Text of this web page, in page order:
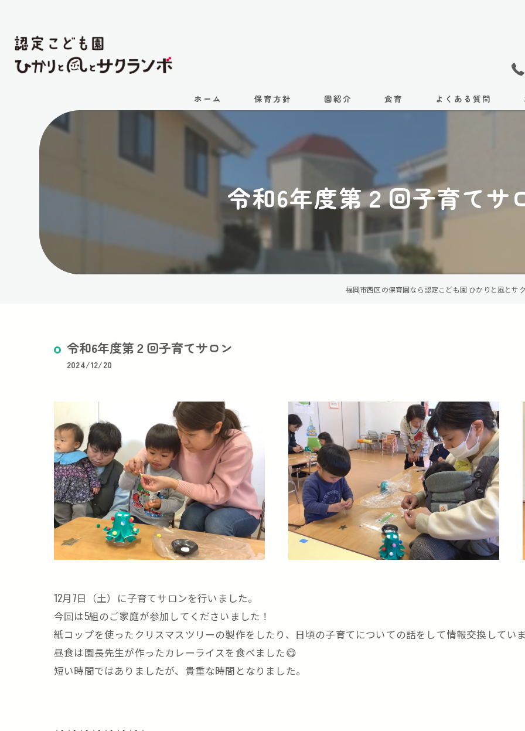
ホーム 保育方針 園紹介
施設紹介
國友体育教室
サッカークラブ
食育 よくある質問
令和6年度第２回子育てサ
福岡市西区の保育園なら認定こども園 ひかりと風とサ
令和6年度第２回子育てサロン
2024/12/20
12月7日（土）に子育てサロンを行いました。
今回は5組のご家庭が参加してくださいました！
紙コップを使ったクリスマスツリーの製作をしたり、日頃の子育てについての話をして情報交換してい
昼食は園長先生が作ったカレーライスを食べました😋
短い時間ではありましたが、貴重な時間となりました。